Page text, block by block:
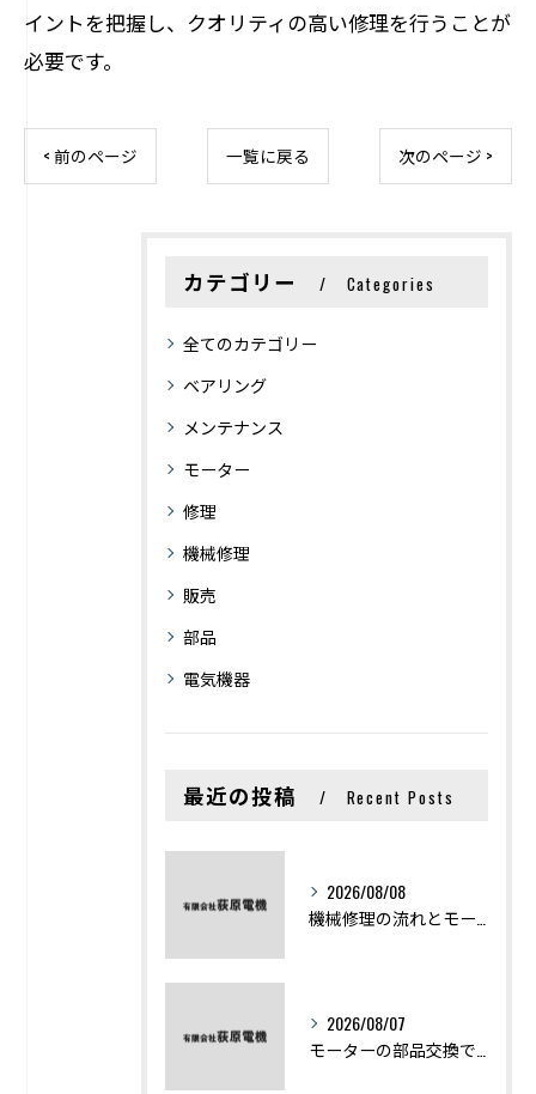
イントを把握し、クオリティの高い修理を行うことが
必要です。
< 前のページ 一覧に戻る 次のページ >
カテゴリー Categories
全てのカテゴリー
ベアリング
メンテナンス
モーター
修理
機械修理
販売
部品
電気機器
最近の投稿 Recent Posts
2026/08/08
2026/08/07